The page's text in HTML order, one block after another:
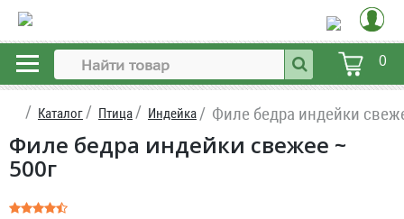
0
Каталог Птица Индейка Филе бедра индейки
Филе бедра индейки свежее ~
500г